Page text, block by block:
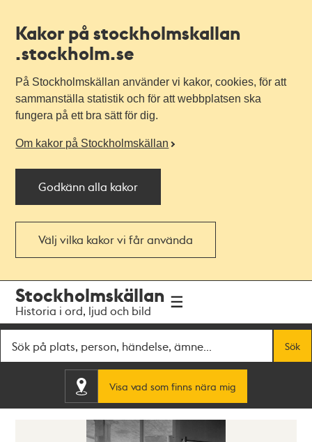
Kakor på stockholmskallan
.stockholm.se
På Stockholmskällan använder vi kakor, cookies, för att
sammanställa statistik och för att webbplatsen ska
fungera på ett bra sätt för dig.
Om kakor på Stockholmskällan
Godkänn alla kakor
Välj vilka kakor vi får använda
navigationen
huvudinnehållet
Stockholmskällan
Historia i ord, ljud och bild
Sök
Visa vad som finns nära mig